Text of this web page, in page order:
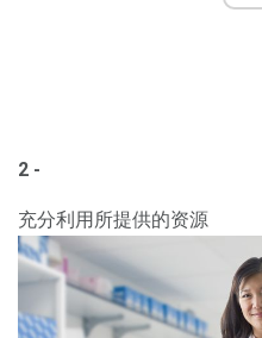
2 -
充分利用所提供的资源